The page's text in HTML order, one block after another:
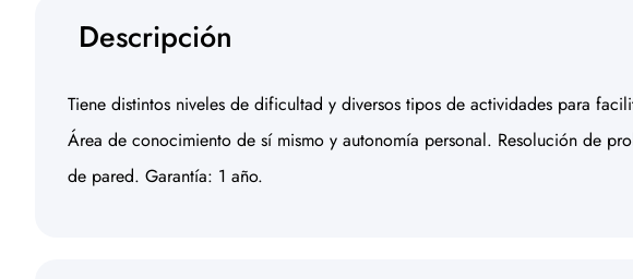
Descripción
Tiene distintos niveles de dificultad y diversos tipos de actividades para
Área de conocimiento de sí mismo y autonomía personal. Resolución de
de pared. Garantía: 1 año.